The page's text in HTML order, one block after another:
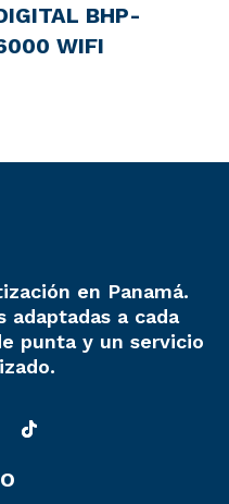
BHP-
WIFI
en Panamá.
adaptadas a cada
punta y un servicio